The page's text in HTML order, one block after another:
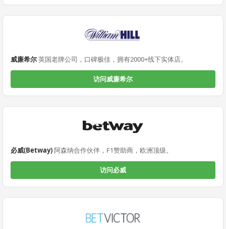
威廉希尔英国老牌公司，口碑极佳，拥有2000+线下实体店。
访问威廉希尔
必威(Betway)阿森纳合作伙伴，F1赞助商，欧洲顶级。
访问必威